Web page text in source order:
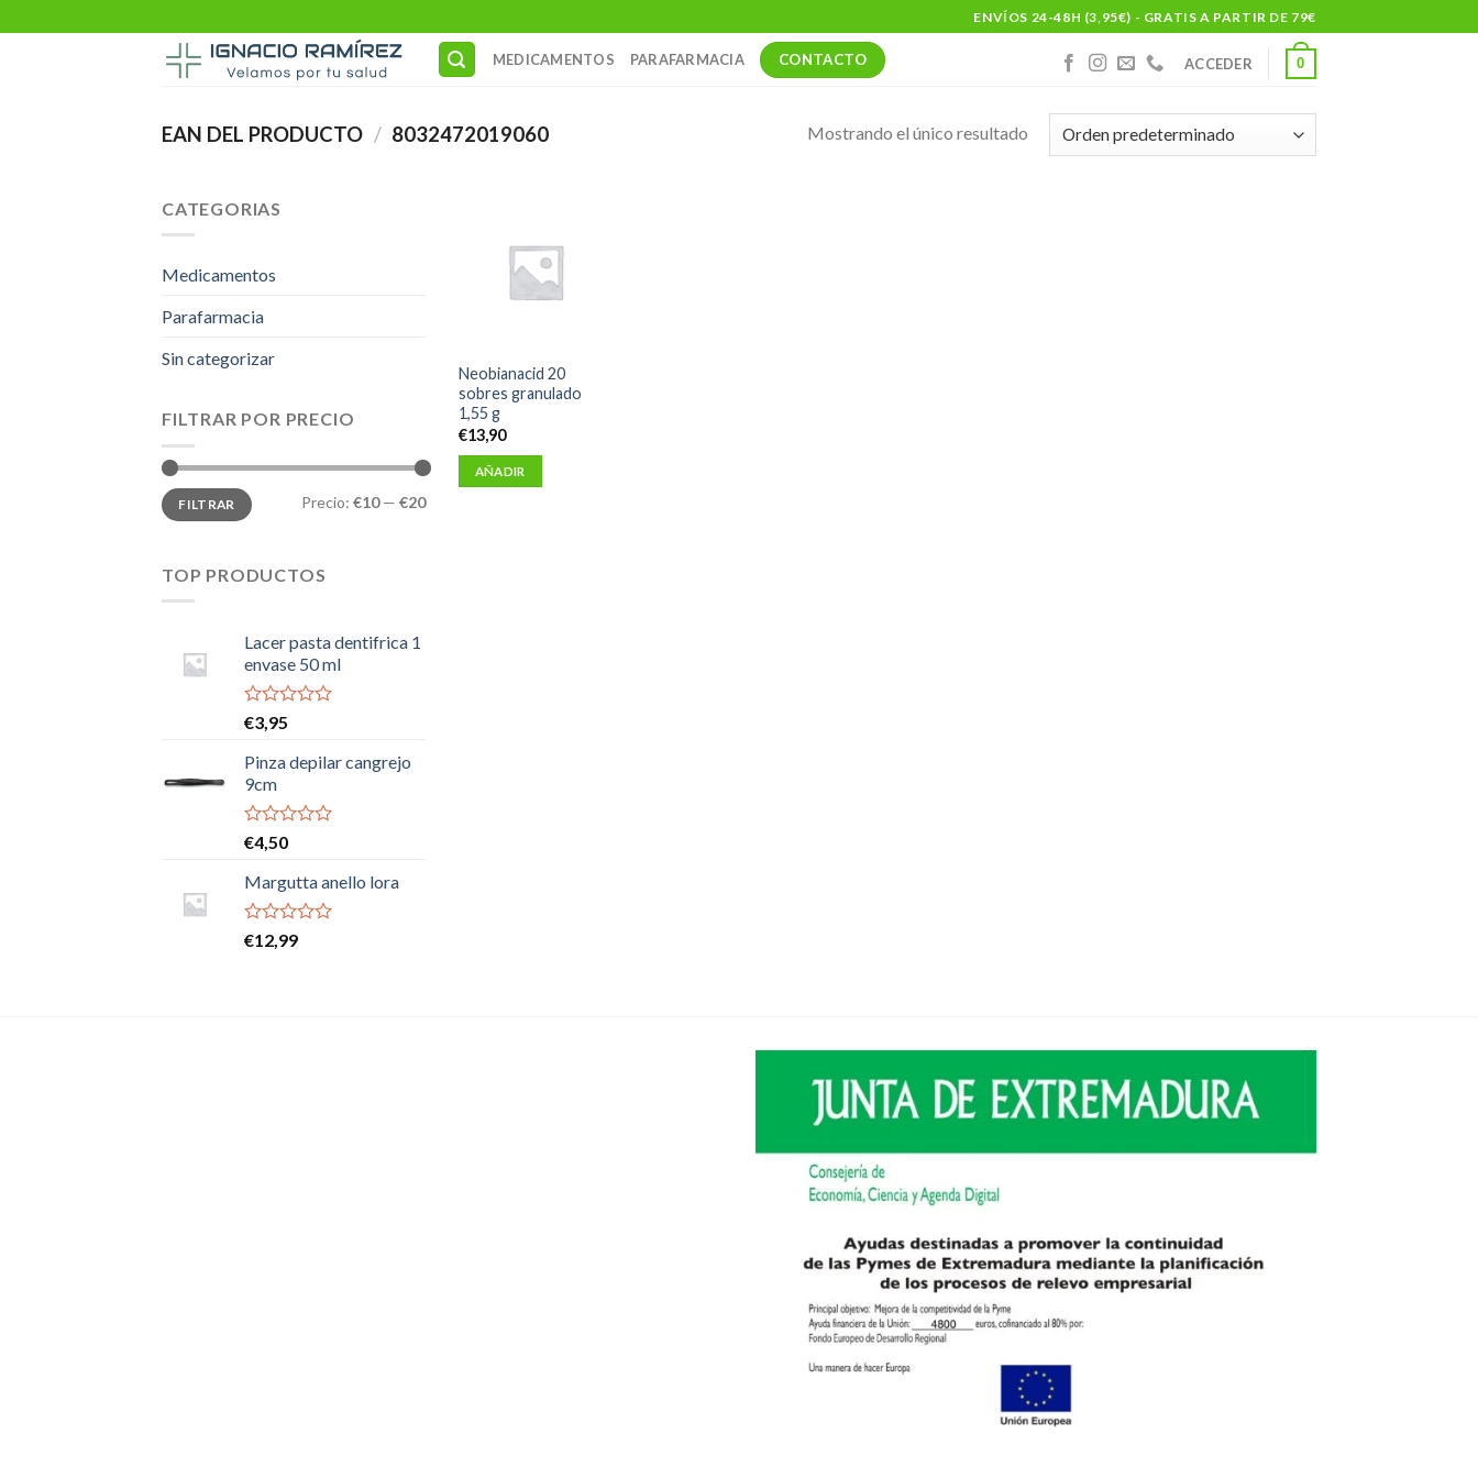
to
ENVÍOS 24-48H (3,95€) - GRATIS A PARTIR DE 79€
MEDICAMENTOS PARAFARMACIA CONTACTO ACCEDER 0
EAN DEL PRODUCTO / 8032472019060 Mostrando el único resultado
CATEGORIAS
Medicamentos
Parafarmacia
Sin categorizar
FILTRAR POR PRECIO
Precio
mínimo
Precio
máximo
FILTRAR Precio: €10— €20
TOP PRODUCTOS
Lacer pasta dentifrica 1
envase 50 ml
Valorado
con
0
de
5
€3,95
Pinza depilar cangrejo
9cm
Valorado
con
0
de
5
€4,50
Margutta anello lora
Valorado
€12,99
Neobianacid 20
sobres granulado
1,55 g
€13,90
AÑADIR